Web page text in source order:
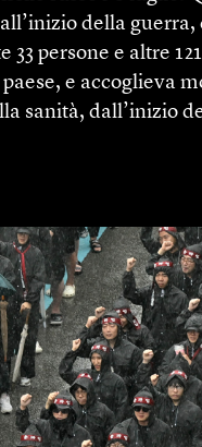
della
persone e altre
e accoglieva
sanità, dall’inizio